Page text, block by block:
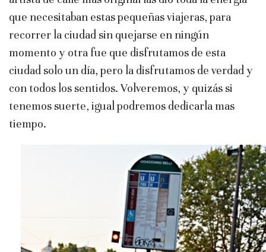
que necesitaban estas pequeñas viajeras, para
recorrer la ciudad sin quejarse en ningún
momento y otra fue que disfrutamos de esta
ciudad solo un día, pero la disfrutamos de verdad y
con todos los sentidos. Volveremos, y quizás si
tenemos suerte, igual podremos dedicarla mas
tiempo.